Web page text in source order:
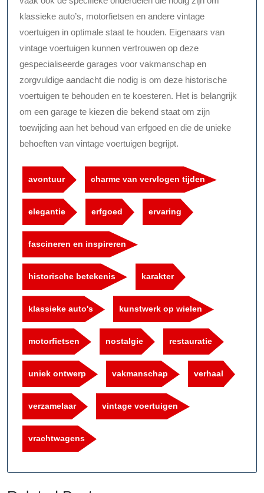
klassieke auto’s, motorfietsen en andere vintage
voertuigen in optimale staat te houden. Eigenaars van
vintage voertuigen kunnen vertrouwen op deze
gespecialiseerde garages voor vakmanschap en
zorgvuldige aandacht die nodig is om deze historische
voertuigen te behouden en te koesteren. Het is belangrijk
om een garage te kiezen die bekend staat om zijn
toewijding aan het behoud van erfgoed en die de unieke
behoeften van vintage voertuigen begrijpt.
avontuur charme van vervlogen tijden
elegantie erfgoed ervaring
fascineren en inspireren
historische betekenis karakter
klassieke auto's kunstwerk op wielen
motorfietsen nostalgie restauratie
uniek ontwerp vakmanschap verhaal
verzamelaar vintage voertuigen
vrachtwagens